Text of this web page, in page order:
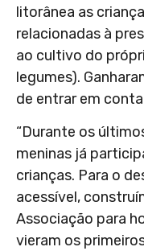
litorânea as
relacionadas à
ao cultivo do
legumes).
de entrar em
“Durante os
meninas já
crianças. Para o
acessível,
Associação para
vieram os